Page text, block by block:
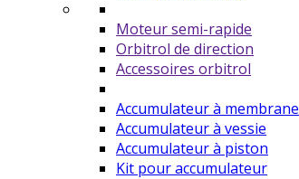
Moteur semi-rapide
Orbitrol de direction
Accessoires orbitrol
Accumulateur à membrane
Accumulateur à vessie
Accumulateur à piston
Kit pour accumulateur